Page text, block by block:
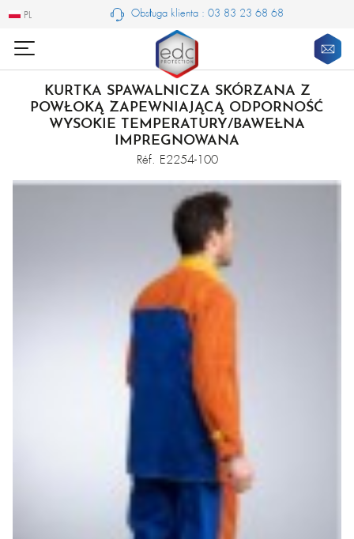
PL
PL Obsługa klienta : 03 83 23 68 68
KURTKA SPAWALNICZA SKÓRZANA Z
POWŁOKĄ ZAPEWNIAJĄCĄ ODPORNOŚĆ
WYSOKIE TEMPERATURY/BAWEŁNA
IMPREGNOWANA
Réf. E2254-100